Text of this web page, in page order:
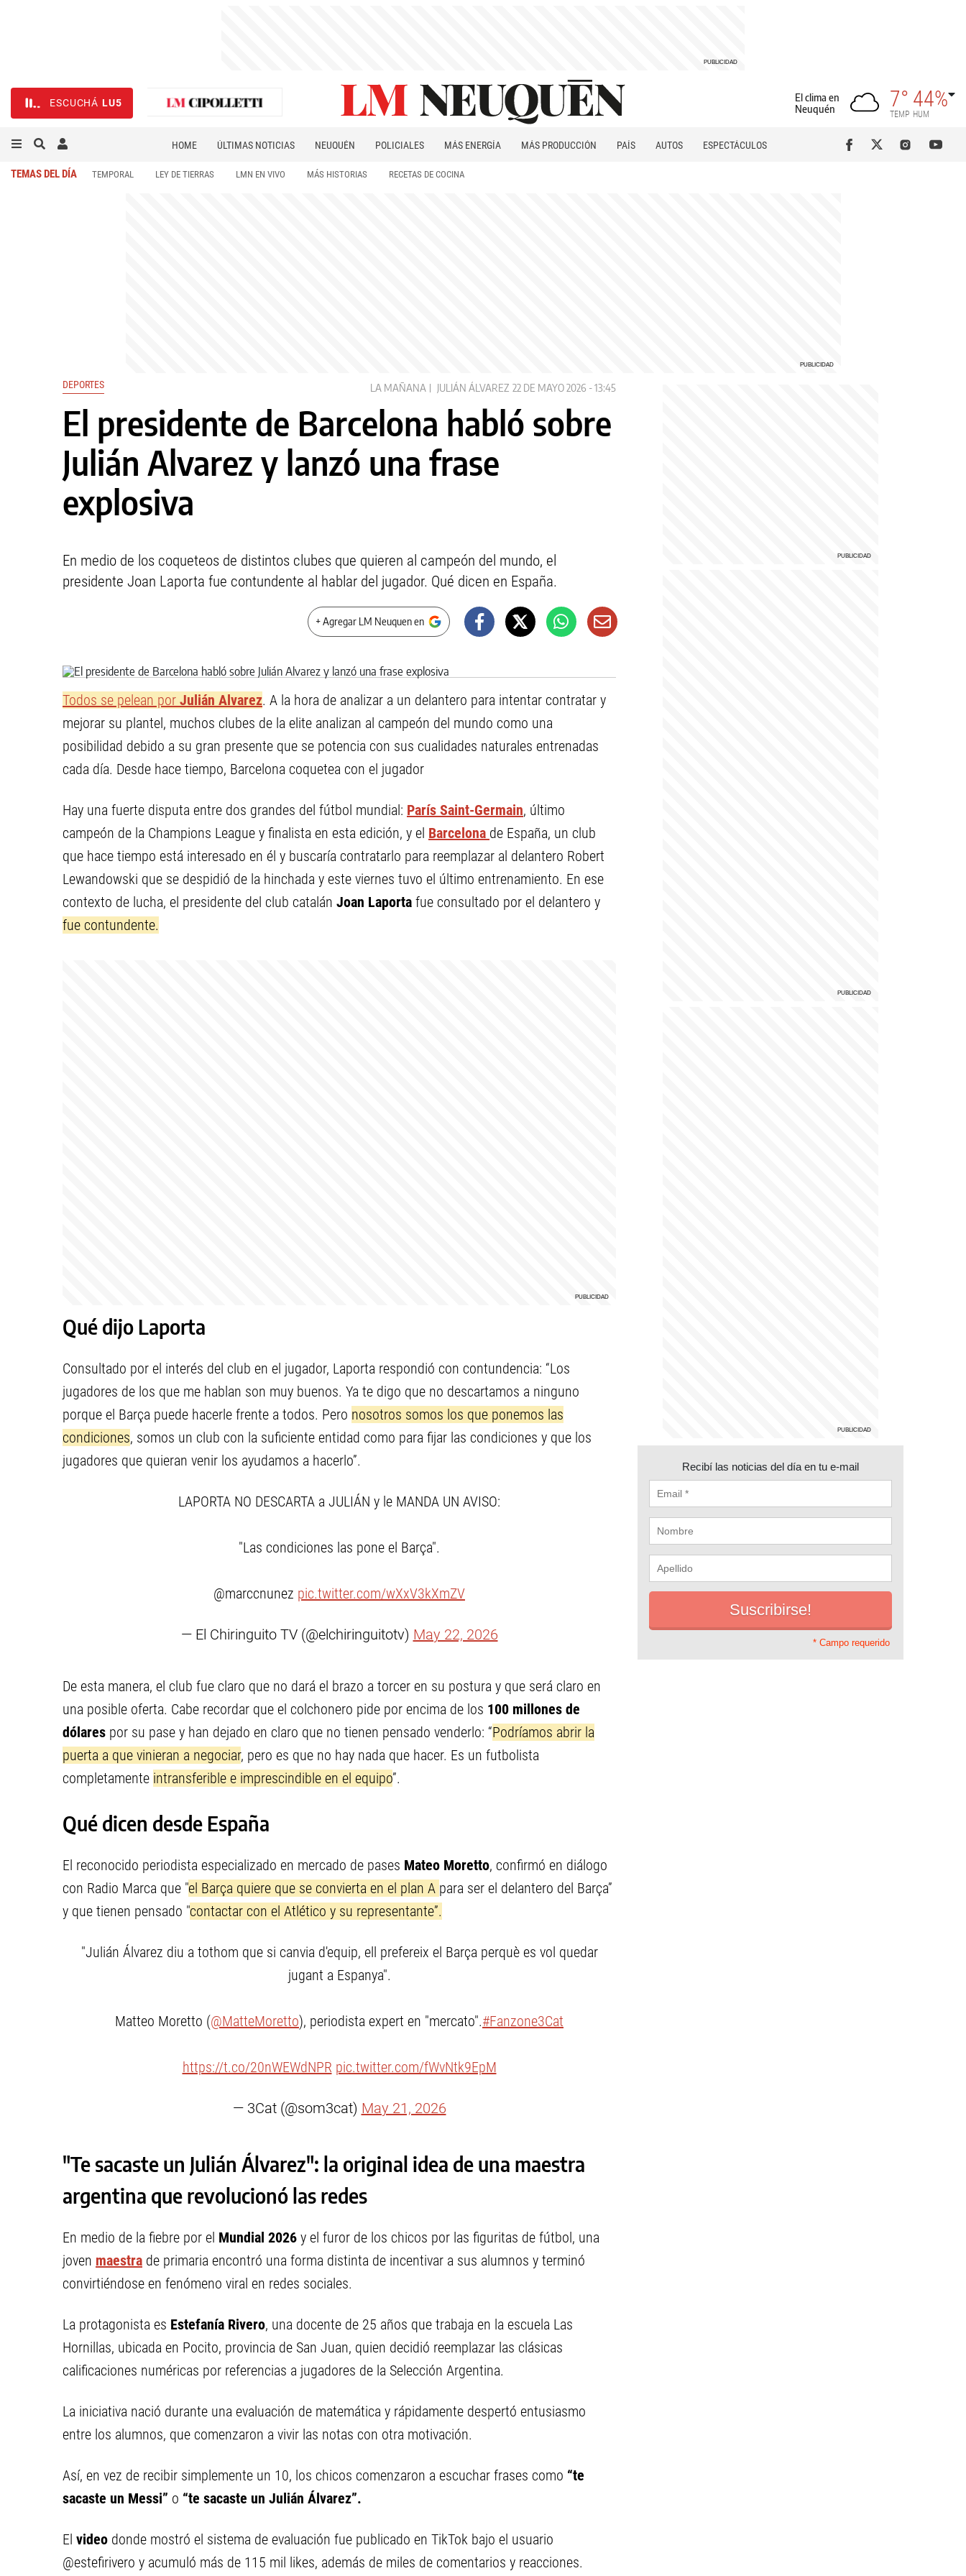
ESCUCHÁ LU5
El clima en
Neuquén
7°
TEMP
44%
HUM
HOME ÚLTIMAS NOTICIAS NEUQUÉN POLICIALES MÁS ENERGÍA MÁS PRODUCCIÓN PAÍS AUTOS
ESPECTÁCULOS
TEMAS DEL DÍA TEMPORAL LEY DE TIERRAS LMN EN VIVO MÁS HISTORIAS RECETAS DE COCINA
DEPORTES LA MAÑANA JULIÁN ÁLVAREZ 22 DE MAYO 2026 - 13:45
El presidente de Barcelona habló sobre
Julián Alvarez y lanzó una frase
explosiva
En medio de los coqueteos de distintos clubes que quieren al campeón del mundo, el
presidente Joan Laporta fue contundente al hablar del jugador. Qué dicen en España.
+ Agregar LM Neuquen en
Todos se pelean por Julián Alvarez. A la hora de analizar a un delantero para intentar contratar y
mejorar su plantel, muchos clubes de la elite analizan al campeón del mundo como una
posibilidad debido a su gran presente que se potencia con sus cualidades naturales entrenadas
cada día. Desde hace tiempo, Barcelona coquetea con el jugador
Hay una fuerte disputa entre dos grandes del fútbol mundial: París Saint-Germain, último
campeón de la Champions League y finalista en esta edición, y el Barcelona de España, un club
que hace tiempo está interesado en él y buscaría contratarlo para reemplazar al delantero Robert
Lewandowski que se despidió de la hinchada y este viernes tuvo el último entrenamiento. En ese
contexto de lucha, el presidente del club catalán Joan Laporta fue consultado por el delantero y
fue contundente.
Qué dijo Laporta
Consultado por el interés del club en el jugador, Laporta respondió con contundencia: “Los
jugadores de los que me hablan son muy buenos. Ya te digo que no descartamos a ninguno
porque el Barça puede hacerle frente a todos. Pero nosotros somos los que ponemos las
condiciones, somos un club con la suficiente entidad como para fijar las condiciones y que los
jugadores que quieran venir los ayudamos a hacerlo”.
LAPORTA NO DESCARTA a JULIÁN y le MANDA UN AVISO:
"Las condiciones las pone el Barça".
@marccnunez pic.twitter.com/wXxV3kXmZV
— El Chiringuito TV (@elchiringuitotv) May 22, 2026
De esta manera, el club fue claro que no dará el brazo a torcer en su postura y que será claro en
una posible oferta. Cabe recordar que el colchonero pide por encima de los 100 millones de
dólares por su pase y han dejado en claro que no tienen pensado venderlo: “Podríamos abrir la
puerta a que vinieran a negociar, pero es que no hay nada que hacer. Es un futbolista
completamente intransferible e imprescindible en el equipo”.
Qué dicen desde España
El reconocido periodista especializado en mercado de pases Mateo Moretto, confirmó en diálogo
con Radio Marca que "el Barça quiere que se convierta en el plan A para ser el delantero del Barça”
y que tienen pensado "contactar con el Atlético y su representante”.
"Julián Álvarez diu a tothom que si canvia d'equip, ell prefereix el Barça perquè es vol quedar
jugant a Espanya".
Matteo Moretto (@MatteMoretto), periodista expert en "mercato".#Fanzone3Cat
https://t.co/20nWEWdNPR pic.twitter.com/fWvNtk9EpM
— 3Cat (@som3cat) May 21, 2026
"Te sacaste un Julián Álvarez": la original idea de una maestra
argentina que revolucionó las redes
En medio de la fiebre por el Mundial 2026 y el furor de los chicos por las figuritas de fútbol, una
joven maestra de primaria encontró una forma distinta de incentivar a sus alumnos y terminó
convirtiéndose en fenómeno viral en redes sociales.
La protagonista es Estefanía Rivero, una docente de 25 años que trabaja en la escuela Las
Hornillas, ubicada en Pocito, provincia de San Juan, quien decidió reemplazar las clásicas
calificaciones numéricas por referencias a jugadores de la Selección Argentina.
La iniciativa nació durante una evaluación de matemática y rápidamente despertó entusiasmo
entre los alumnos, que comenzaron a vivir las notas con otra motivación.
Así, en vez de recibir simplemente un 10, los chicos comenzaron a escuchar frases como “te
sacaste un Messi” o “te sacaste un Julián Álvarez”.
El video donde mostró el sistema de evaluación fue publicado en TikTok bajo el usuario
@estefirivero y acumuló más de 115 mil likes, además de miles de comentarios y reacciones.
Recibí las noticias del día en tu e-mail
* Campo requerido